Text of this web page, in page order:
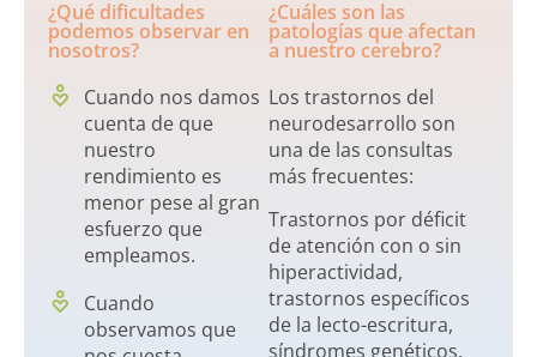
¿Qué dificultades
podemos observar en
nosotros?
Cuando nos damos
cuenta de que
nuestro
rendimiento es
menor pese al gran
esfuerzo que
empleamos.
Cuando
observamos que
¿Cuáles son las
patologías que afectan
a nuestro cerebro?
Los trastornos del
neurodesarrollo son
una de las consultas
más frecuentes:
Trastornos por déficit
de atención con o sin
hiperactividad,
trastornos específicos
de la lecto-escritura,
síndromes genéticos,